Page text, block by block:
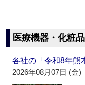
医療機器・化粧品
各社の「令和8年熊
2026年08月07日 (金)